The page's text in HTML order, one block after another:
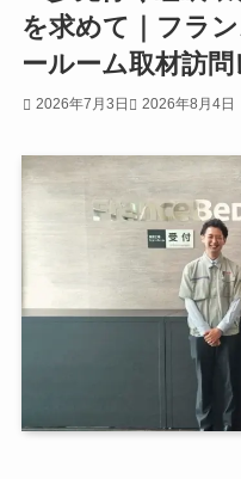
を求めて｜フラ
ールーム取材訪問
2026年7月3日 2026年8月4日